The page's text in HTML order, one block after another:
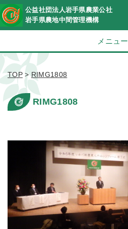
公益社団法人岩手県農業公社
岩手県農地中間管理機構
メニュー
TOP> RIMG1808
RIMG1808